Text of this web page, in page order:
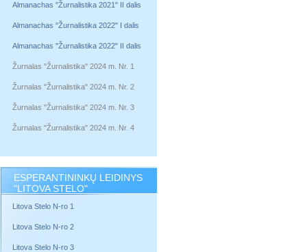
Almanachas "Žurnalistika 2021" II dalis
Almanachas "Žurnalistika 2022" I dalis
Almanachas "Žurnalistika 2022" II dalis
Žurnalas "Žurnalistika" 2024 m. Nr. 1
Žurnalas "Žurnalistika" 2024 m. Nr. 2
Žurnalas "Žurnalistika" 2024 m. Nr. 3
Žurnalas "Žurnalistika" 2024 m. Nr. 4
ESPERANTININKŲ LEIDINYS
"LITOVA STELO"
Litova Stelo N-ro 1
Litova Stelo N-ro 2
Litova Stelo N-ro 3